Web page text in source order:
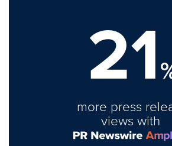
21
more press
views with